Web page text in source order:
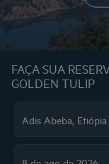
FAÇA SUA
GOLDEN TULIP